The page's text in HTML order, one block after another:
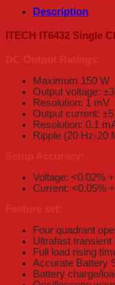
Description
ITECH IT6432 Single
Maximum 150 W
Output voltage:
Resolution: 1 mV
Output current: ±5
Resolution: 0.1
Ripple (20 Hz-20
Voltage: <0.02%
Current: <0.05%
Four quadrant
Ultrafast
Full load rising
Accurate Battery
Battery charge/